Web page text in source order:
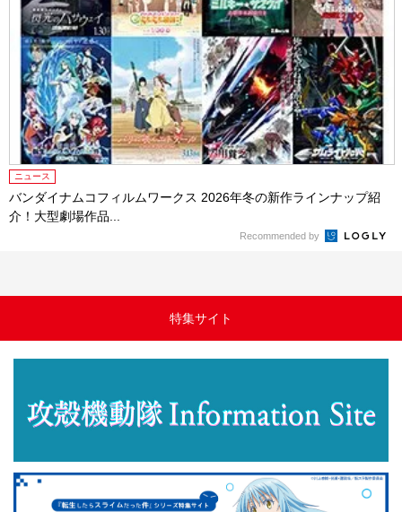
ニュース
バンダイナムコフィルムワークス 2026年冬の新作ラインナップ紹
介！大型劇場作品...
Recommended by
特集サイト